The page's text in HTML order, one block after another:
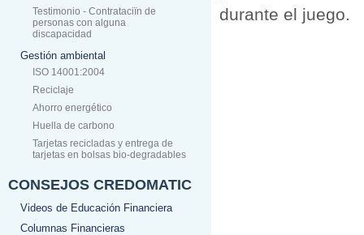
Testimonio - Contrataciïn de
personas con alguna
discapacidad
Gestión ambiental
ISO 14001:2004
Reciclaje
Ahorro energético
Huella de carbono
Tarjetas recicladas y entrega de
tarjetas en bolsas bio-degradables
CONSEJOS CREDOMATIC
Videos de Educación Financiera
Columnas Financieras
durante el juego.